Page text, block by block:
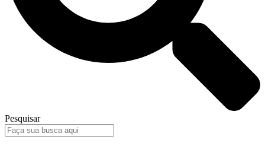
Pesquisar